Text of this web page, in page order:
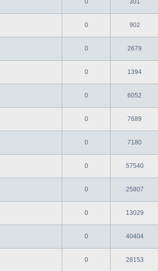
0 902
0 2679
0 1394
0 6052
0 7689
0 7180
0 57540
0 25807
0 13029
0 40404
0 28153